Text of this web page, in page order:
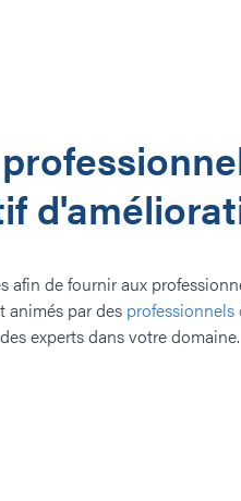
de fournir aux
animés par des professionnels
experts dans votre domaine.